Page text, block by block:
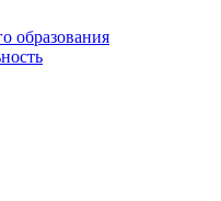
образования